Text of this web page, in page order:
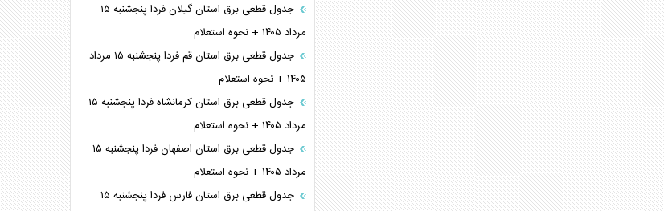
جدول قطعی برق استان گیلان فردا پنجشنبه ۱۵
مرداد ۱۴۰۵ + نحوه استعلام
جدول قطعی برق استان قم فردا پنجشنبه ۱۵ مرداد
۱۴۰۵ + نحوه استعلام
جدول قطعی برق استان کرمانشاه فردا پنجشنبه ۱۵
مرداد ۱۴۰۵ + نحوه استعلام
جدول قطعی برق استان اصفهان فردا پنجشنبه ۱۵
مرداد ۱۴۰۵ + نحوه استعلام
جدول قطعی برق استان فارس فردا پنجشنبه ۱۵